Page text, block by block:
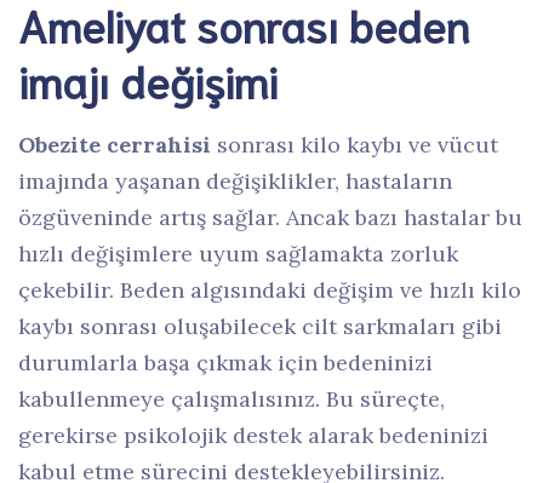
Ameliyat sonrası beden
imajı değişimi
Obezite cerrahisi sonrası kilo kaybı ve vücut
imajında yaşanan değişiklikler, hastaların
özgüveninde artış sağlar. Ancak bazı hastalar bu
hızlı değişimlere uyum sağlamakta zorluk
çekebilir. Beden algısındaki değişim ve hızlı kilo
kaybı sonrası oluşabilecek cilt sarkmaları gibi
durumlarla başa çıkmak için bedeninizi
kabullenmeye çalışmalısınız. Bu süreçte,
gerekirse psikolojik destek alarak bedeninizi
kabul etme sürecini destekleyebilirsiniz.